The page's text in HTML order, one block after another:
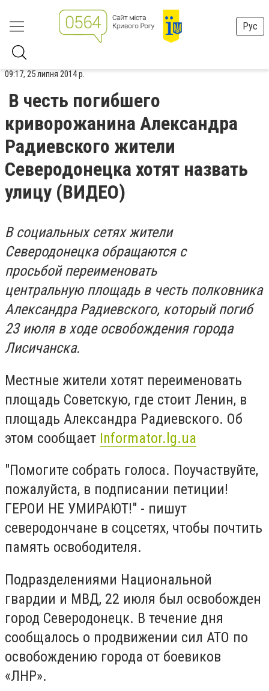
Рус
09:17, 25 липня 2014 р.
В честь погибшего
криворожанина Александра
Радиевского жители
Северодонецка хотят назвать
улицу (ВИДЕО)
В социальных сетях жители
Северодонецка обращаются с
просьбой переименовать
центральную площадь в честь полковника
Александра Радиевского, который погиб
23 июля в ходе освобождения города
Лисичанска.
Местные жители хотят переименовать
площадь Советскую, где стоит Ленин, в
площадь Александра Радиевского. Об
этом сообщает Informator.lg.ua
"Помогите собрать голоса. Поучаствуйте,
пожалуйста, в подписании петиции!
ГЕРОИ НЕ УМИРАЮТ!" - пишут
северодончане в соцсетях, чтобы почтить
память освободителя.
Подразделениями Национальной
гвардии и МВД, 22 июля был освобожден
город Северодонецк. В течение дня
сообщалось о продвижении сил АТО по
освобождению города от боевиков
«ЛНР».